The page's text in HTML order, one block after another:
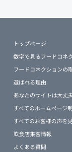
トップページ
数字で見るフードコネ
フードコネクションの
選ばれる理由
あなたのサイトは大丈
すべてのホームページ
すべてのお客様の声を
飲食店集客情報
よくある質問